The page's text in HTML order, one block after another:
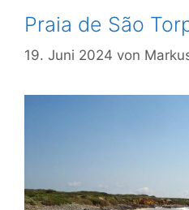
Praia de São
19. Juni 2024 von